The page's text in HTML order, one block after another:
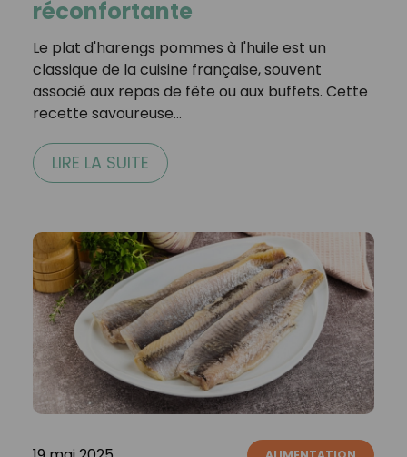
réconfortante
Le plat d'harengs pommes à l'huile est un
classique de la cuisine française, souvent
associé aux repas de fête ou aux buffets. Cette
recette savoureuse…
LIRE LA SUITE